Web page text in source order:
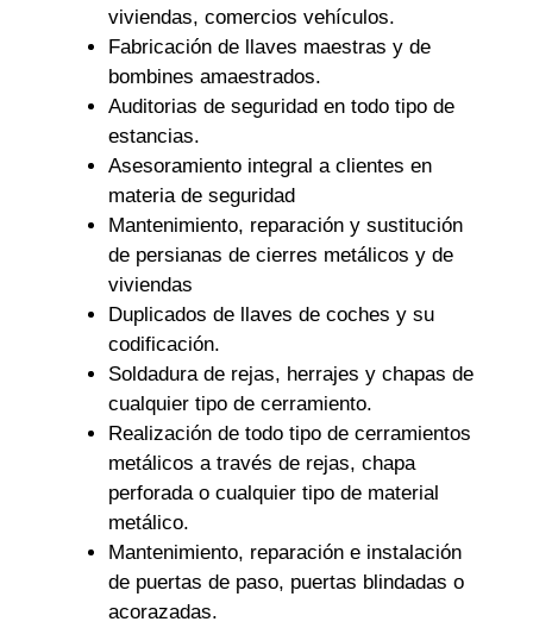
viviendas, comercios vehículos.
Fabricación de llaves maestras y de
bombines amaestrados.
Auditorias de seguridad en todo tipo de
estancias.
Asesoramiento integral a clientes en
materia de seguridad
Mantenimiento, reparación y sustitución
de persianas de cierres metálicos y de
viviendas
Duplicados de llaves de coches y su
codificación.
Soldadura de rejas, herrajes y chapas de
cualquier tipo de cerramiento.
Realización de todo tipo de cerramientos
metálicos a través de rejas, chapa
perforada o cualquier tipo de material
metálico.
Mantenimiento, reparación e instalación
de puertas de paso, puertas blindadas o
acorazadas.